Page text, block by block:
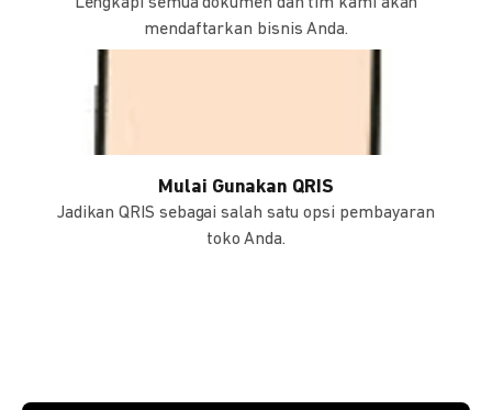
mendaftarkan bisnis Anda.
Mulai Gunakan QRIS
Jadikan QRIS sebagai salah satu opsi pembayaran
toko Anda.